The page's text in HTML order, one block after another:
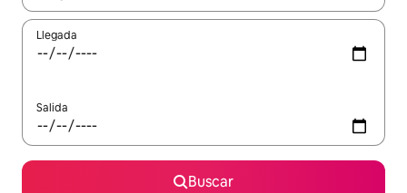
Llegada
Salida
Buscar